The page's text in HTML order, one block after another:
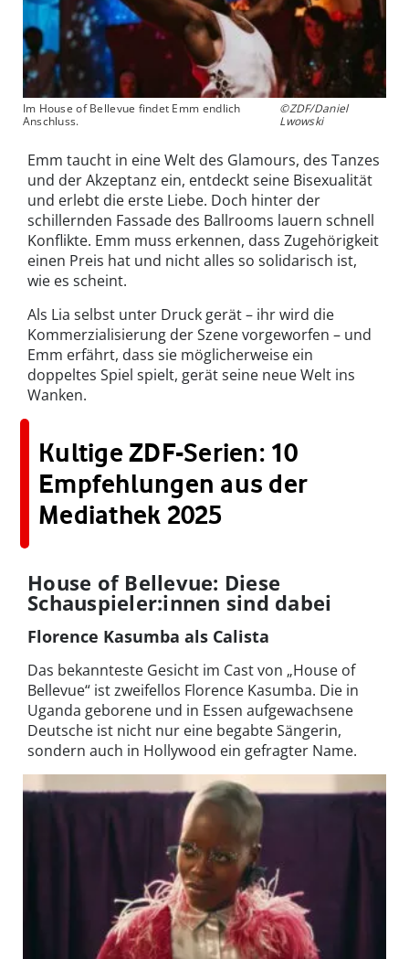
Im House of Bellevue findet Emm endlich
Anschluss.
©ZDF/Daniel
Lwowski
Emm taucht in eine Welt des Glamours, des Tanzes
und der Akzeptanz ein, entdeckt seine Bisexualität
und erlebt die erste Liebe. Doch hinter der
schillernden Fassade des Ballrooms lauern schnell
Konflikte. Emm muss erkennen, dass Zugehörigkeit
einen Preis hat und nicht alles so solidarisch ist,
wie es scheint.
Als Lia selbst unter Druck gerät – ihr wird die
Kommerzialisierung der Szene vorgeworfen – und
Emm erfährt, dass sie möglicherweise ein
doppeltes Spiel spielt, gerät seine neue Welt ins
Wanken.
Kultige ZDF-Serien: 10
Empfehlungen aus der
Mediathek 2025
House of Bellevue: Diese
Schauspieler:innen sind dabei
Florence Kasumba als Calista
Das bekannteste Gesicht im Cast von „House of
Bellevue“ ist zweifellos Florence Kasumba. Die in
Uganda geborene und in Essen aufgewachsene
Deutsche ist nicht nur eine begabte Sängerin,
sondern auch in Hollywood ein gefragter Name.